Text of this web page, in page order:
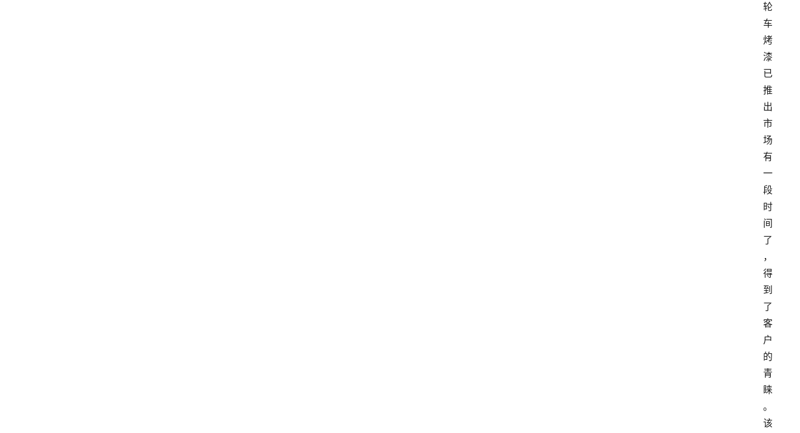
轮
车
烤
漆
已
推
出
市
场
有
一
段
时
间
了
，
得
到
了
客
户
的
青
睐
。
该